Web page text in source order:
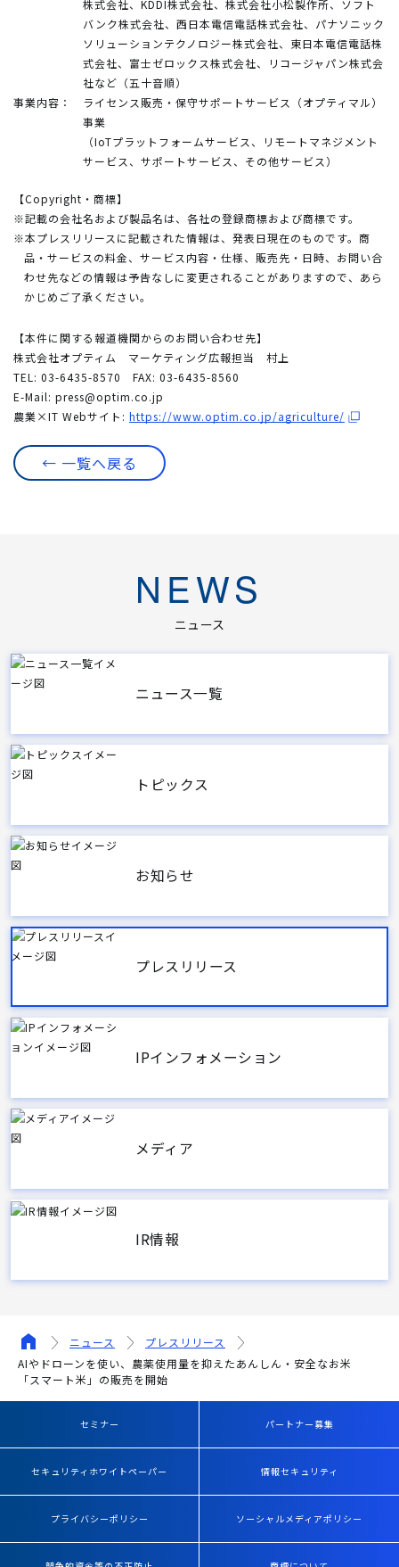
株式会社、KDDI株式会社、株式会社小松製作所、ソフト
バンク株式会社、西日本電信電話株式会社、パナソニック
ソリューションテクノロジー株式会社、東日本電信電話株
式会社、富士ゼロックス株式会社、リコージャパン株式会
社など（五十音順）
事業内容：
ライセンス販売・保守サポートサービス（オプティマル）
事業
（IoTプラットフォームサービス、リモートマネジメント
サービス、サポートサービス、その他サービス）
【Copyright・商標】
※記載の会社名および製品名は、各社の登録商標および商標です。
※本プレスリリースに記載された情報は、発表日現在のものです。商
品・サービスの料金、サービス内容・仕様、販売先・日時、お問い合
わせ先などの情報は予告なしに変更されることがありますので、あら
かじめご了承ください。
【本件に関する報道機関からのお問い合わせ先】
株式会社オプティム マーケティング広報担当 村上
TEL: 03-6435-8570 FAX: 03-6435-8560
E-Mail: press@optim.co.jp
農業×IT Webサイト: https://www.optim.co.jp/agriculture/
← 一覧へ戻る
NEWS
ニュース
ニュース一覧
トピックス
お知らせ
プレスリリース
IPインフォメーション
メディア
IR情報
ニュース
プレスリリース
AIやドローンを使い、農薬使用量を抑えたあんしん・安全なお米
「スマート米」の販売を開始
セミナー パートナー募集
セキュリティホワイトペーパー 情報セキュリティ
プライバシーポリシー ソーシャルメディアポリシー